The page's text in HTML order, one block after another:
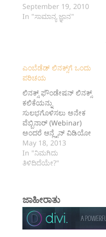
September 19, 2010
In "ಸಾಮಾನ್ಯ ಜ್ಞಾನ"
ಎಂಬೆಡೆಡ್ ಲಿನಕ್ಸ್‌ಗೆ ಒಂದು
ಪರಿಚಯ
ಲಿನಕ್ಸ್ ಫೌಂಡೇಷನ್ ಲಿನಕ್ಸ್
ಕಲಿಕೆಯನ್ನು
ಸುಲಭಗೊಳಿಸಲು ಅನೇಕ
ವೆ‌ಬ್ಬಿನಾರ್ ‌(Webinar)
ಅಂದರೆ ಆನ್ಲೈನ್ ವಿಡಿಯೋ
ಸಮ್ಮಿಲನ/
ಕಾರ್ಯಾಗಾರಗಳನ್ನು
ಹಮ್ಮಿಕೊಳ್ಳುತ್ತದೆ. ಈ
ಪರಿಚಯವನ್ನು
ನೀಡಲಾಯಿತು. ನಮ್ಮ
ದಿನನಿತ್ಯದ ಕೆಲಸಕಾರ್ಯಗಳಿಗೆ
May 18, 2013
In "ನಿಮಗಿದು
ತಿಳಿದಿದೆಯೇ?"
ಜಾಹೀರಾತು